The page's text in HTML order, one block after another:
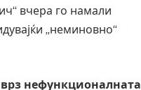
вчера го намали
„неминовно“
врз нефункционалната